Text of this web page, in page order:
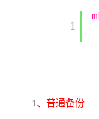
        1
1、普通备份